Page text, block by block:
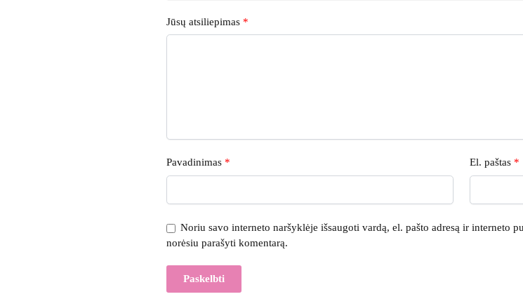
Jūsų atsiliepimas *
Pavadinimas * El. paštas *
Noriu savo interneto naršyklėje išsaugoti vardą, el. pašto adresą ir interneto
norėsiu parašyti komentarą.